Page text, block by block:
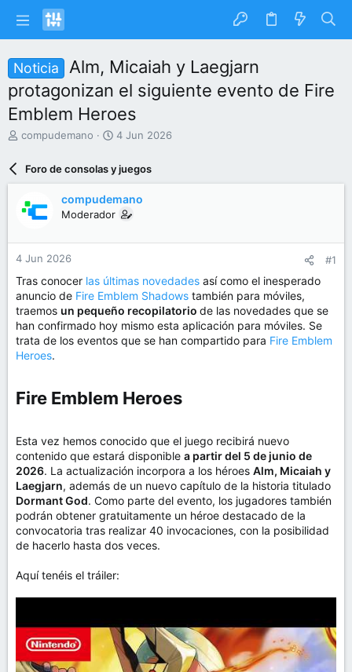
Noticia
Alm, Micaiah y Laegjarn
protagonizan el siguiente evento de Fire
Emblem Heroes
I
a
r
d
e
t
e
m
a
compudemano
F
c
h
d
e
n
c
o
4 Jun 2026
Foro de consolas y juegos
compudemano
Moderador
4 Jun 2026 #1
Tras conocer las últimas novedades así como el inesperado
anuncio de Fire Emblem Shadows también para móviles,
traemos un pequeño recopilatorio de las novedades que se
han confirmado hoy mismo esta aplicación para móviles. Se
trata de los eventos que se han compartido para Fire Emblem
Heroes.
Fire Emblem Heroes​
Esta vez hemos conocido que el juego recibirá nuevo
contenido que estará disponible a partir del 5 de junio de
2026. La actualización incorpora a los héroes Alm, Micaiah y
Laegjarn, además de un nuevo capítulo de la historia titulado
Dormant God. Como parte del evento, los jugadores también
podrán obtener gratuitamente un héroe destacado de la
convocatoria tras realizar 40 invocaciones, con la posibilidad
de hacerlo hasta dos veces.
Aquí tenéis el tráiler: